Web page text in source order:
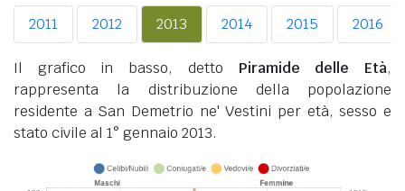
2011 2012 2013 2014 2015 2016
Il grafico in basso, detto Piramide delle Età,
rappresenta la distribuzione della popolazione
residente a San Demetrio ne' Vestini per età, sesso e
stato civile al 1° gennaio 2013.